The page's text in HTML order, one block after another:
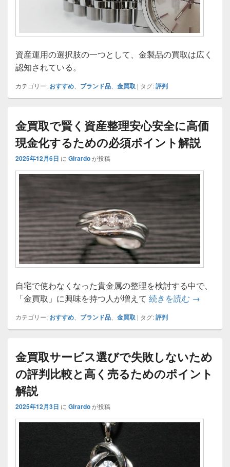
資産運用の選択肢の一つとして、金製品の買取は広く
認知されている。
カテゴリー: おすすめ ブランド品 金買取 | タグ:評判
金買取で賢く資産整理安心安全に高価
現金化するための必須ポイント解説
2025年12月6日 に Girardoが投稿
自宅で使わなくなった貴金属の整理を検討する中で、
「金買取」に興味を持つ人が増えて 続きを読む 金買取で
→
カテゴリー: おすすめ、 ブランド品、 金買取 | タグ:評判
金買取サービス選びで失敗しないため
の評判比較と高く売るためのポイント
解説
2025年12月3日 に Girardoが投稿